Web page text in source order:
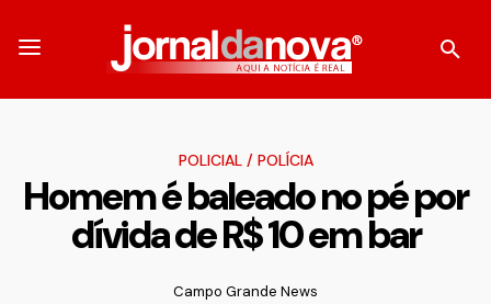
POLICIAL/ POLÍCIA
Homem é baleado no pé por
dívida de R$ 10 em bar
Campo Grande News